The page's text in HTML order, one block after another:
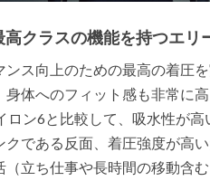
高クラスの機能を持つエリ
ス向上のための最高の着圧
身体へのフィット感も非常に
ロン6と比較して、吸水性が
クである反面、着圧強度が高
立ち仕事や長時間の移動含